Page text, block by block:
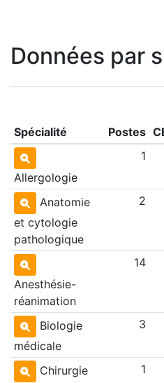
Données par
Spécialité Postes
Allergologie
1
Anatomie
et cytologie
pathologique
2
Anesthésie-
réanimation
14
Biologie
médicale
3
Chirurgie
1